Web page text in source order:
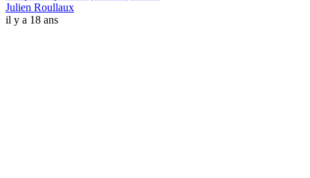
Julien Roullaux
il y a 18 ans